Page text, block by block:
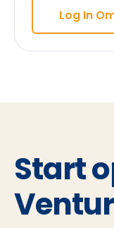
Log In
Start